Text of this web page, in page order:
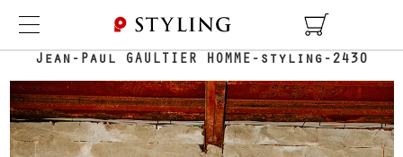
TOP COORDINATE DETAIL
Jean-Paul GAULTIER HOMME-styling-2430